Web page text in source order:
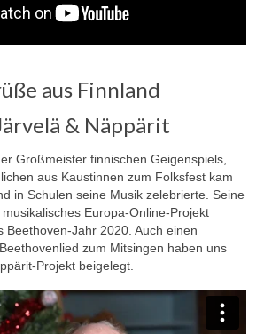
aus Finnland
& Näppärit
Großmeister finnischen Geigenspiels,
aus Kaustinnen zum Folksfest kam
in Schulen seine Musik zelebrierte. Seine
Europa-Online-Projekt
Beethoven-Jahr 2020. Auch einen
zum Mitsingen haben uns
Projekt beigelegt.